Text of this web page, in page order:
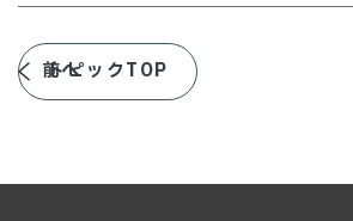
前へ
トピックTOP